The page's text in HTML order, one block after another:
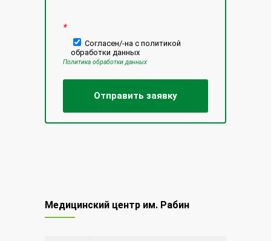
*
Согласен/-на с политикой
обработки данных
Политика обработки данных
Медицинский центр им. Рабин